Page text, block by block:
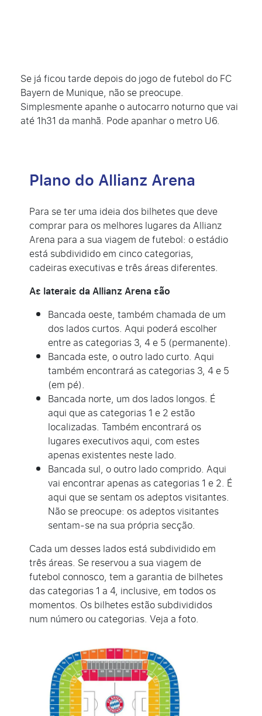
Se já ficou tarde depois do jogo de futebol do FC
Bayern de Munique, não se preocupe.
Simplesmente apanhe o autocarro noturno que vai
até 1h31 da manhã. Pode apanhar o metro U6.
Plano do Allianz Arena
Para se ter uma ideia dos bilhetes que deve
comprar para os melhores lugares da Allianz
Arena para a sua viagem de futebol: o estádio
está subdividido em cinco categorias,
cadeiras executivas e três áreas diferentes.
As laterais da Allianz Arena são
Bancada oeste, também chamada de um
dos lados curtos. Aqui poderá escolher
entre as categorias 3, 4 e 5 (permanente).
Bancada este, o outro lado curto. Aqui
também encontrará as categorias 3, 4 e 5
(em pé).
Bancada norte, um dos lados longos. É
aqui que as categorias 1 e 2 estão
localizadas. Também encontrará os
lugares executivos aqui, com estes
apenas existentes neste lado.
Bancada sul, o outro lado comprido. Aqui
vai encontrar apenas as categorias 1 e 2. É
aqui que se sentam os adeptos visitantes.
Não se preocupe: os adeptos visitantes
sentam-se na sua própria secção.
Cada um desses lados está subdividido em
três áreas. Se reservou a sua viagem de
futebol connosco, tem a garantia de bilhetes
das categorias 1 a 4, inclusive, em todos os
momentos. Os bilhetes estão subdivididos
num número ou categorias. Veja a foto.